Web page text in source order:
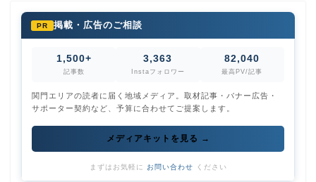
PR 掲載・広告のご相談
1,500+
記事数
3,363
Instaフォロワー
82,040
最高PV/記事
関門エリアの読者に届く地域メディア。取材記事・バナー広告・
サポーター契約など、予算に合わせてご提案します。
メディアキットを見る →
まずはお気軽に お問い合わせ ください